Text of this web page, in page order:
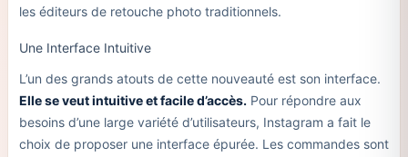
les éditeurs de retouche photo traditionnels.
Une Interface Intuitive
L’un des grands atouts de cette nouveauté est son interface.
Elle se veut intuitive et facile d’accès. Pour répondre aux
besoins d’une large variété d’utilisateurs, Instagram a fait le
choix de proposer une interface épurée. Les commandes sont